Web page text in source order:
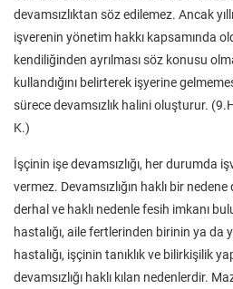
devamsızlıktan söz edilemez. Ancak
işverenin yönetim hakkı kapsamında
kendiliğinden ayrılması söz konusu
kullandığını belirterek işyerine
sürece devamsızlık halini oluşturur.
K.)
İşçinin işe devamsızlığı, her durumda
vermez. Devamsızlığın haklı bir
derhal ve haklı nedenle fesih imkanı
hastalığı, aile fertlerinden birinin ya da
hastalığı, işçinin tanıklık ve bilirkişilik
devamsızlığı haklı kılan nedenlerdir.